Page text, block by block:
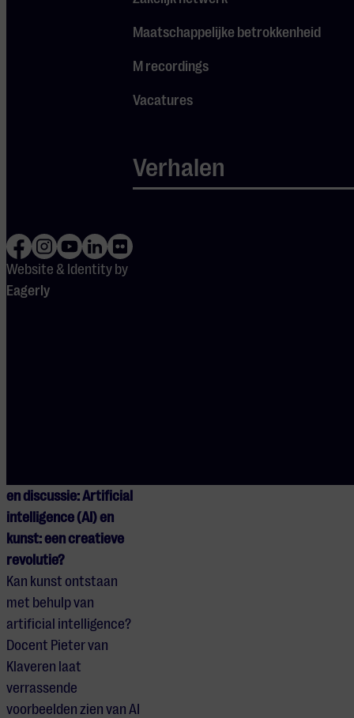
Maatschappelijke betrokkenheid
M recordings
Vacatures
Verhalen
Website & Identity by
Eagerly
klankenlandschap. Met
Op uitnodiging van
docent Indonesisch Ine
Waworunto tonen drie
danseressen van
en discussie: Artificial
intelligence (AI) en
kunst: een creatieve
revolutie?
Kan kunst ontstaan
met behulp van
artificial intelligence?
Docent Pieter van
Klaveren laat
verrassende
voorbeelden zien van AI